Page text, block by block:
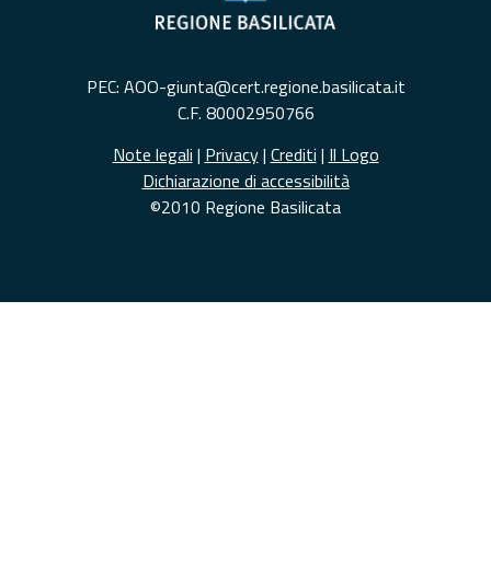
PEC: AOO-giunta@cert.regione.basilicata.it
C.F. 80002950766
Note legali | Privacy| Crediti | Il Logo
Dichiarazione di accessibilità
©2010 Regione Basilicata